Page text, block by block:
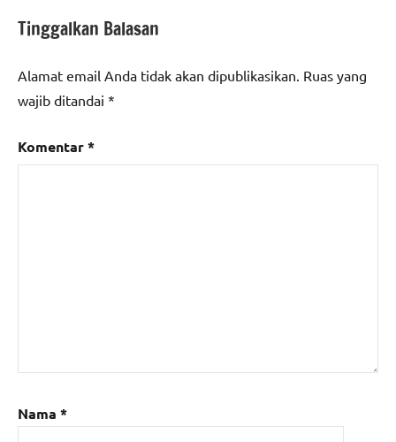
Tinggalkan Balasan
Alamat email Anda tidak akan dipublikasikan. Ruas yang
wajib ditandai *
Komentar*
Nama *